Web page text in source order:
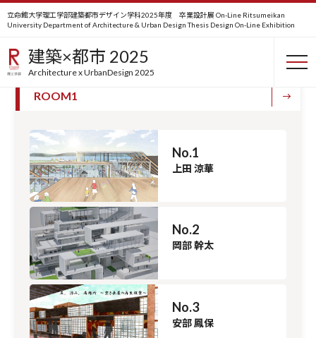
立命館大学理工学部建築都市デザイン学科2025年度 卒業設計展 On-Line Ritsumeikan
University Department of Architecture & Urban Design Thesis Design On-Line Exhibition
建築×都市 2025
Architecture x UrbanDesign 2025
ROOM1
No.1
上田 涼華
No.2
岡部 幹太
No.3
安部 鳳保